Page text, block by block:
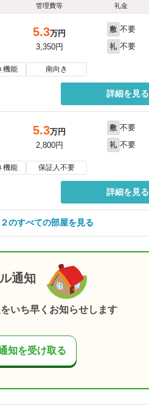
管理費等
礼金
5.3万円
3,350円
敷 不要
礼 不要
機能 南向き
詳細を見る
5.3万円
2,800円
敷 不要
礼 不要
機能 保証人不要
詳細を見る
のすべての部屋を見る
通知
いち早くお知らせします
知を受け取る